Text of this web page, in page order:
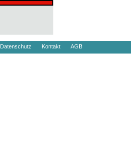
Datenschutz Kontakt AGB